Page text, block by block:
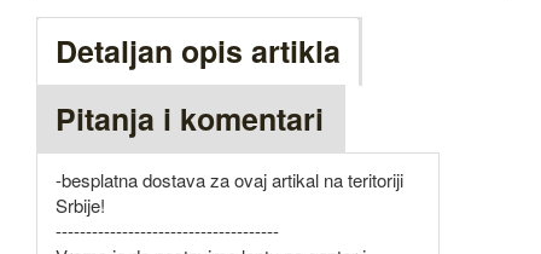
Detaljan opis artikla
Pitanja i komentari
-besplatna dostava za ovaj artikal na teritoriji
Srbije!
-------------------------------------